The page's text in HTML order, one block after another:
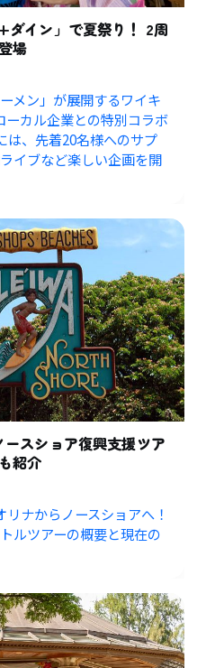
ダイン」で夏祭り！ 2周
場
メン」が展開するワイキ
ーカル企業との特別コラボ
は、先着20名様へのサプ
イブなど楽しい企画を開
スショア復興支援ツア
紹介
ナからノースショアへ！
ルツアーの概要と現在の